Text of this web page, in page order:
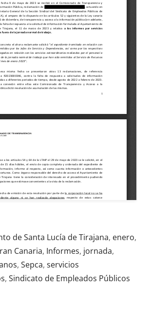
de Santa Lucía de Tirajana, enero,
Canaria, Informes, jornada,
, Sepca, servicios
, Sindicato de Empleados Públicos